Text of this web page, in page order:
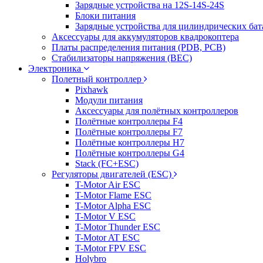
Зарядные устройства на 12S-14S-24S
Блоки питания
Зарядные устройства для цилиндрических
Аксессуары для аккумуляторов квадрокоптера
Платы распределения питания (PDB, PCB)
Стабилизаторы напряжения (BEC)
Электроника
Полетный контроллер
Pixhawk
Модули питания
Аксессуары для полётных контроллеров
Полётные контроллеры F4
Полётные контроллеры F7
Полётные контроллеры H7
Полётные контроллеры G4
Stack (FC+ESC)
Регуляторы двигателей (ESC)
T-Motor Air ESC
T-Motor Flame ESC
T-Motor Alpha ESC
T-Motor V ESC
T-Motor Thunder ESC
T-Motor AT ESC
T-Motor FPV ESC
Holybro